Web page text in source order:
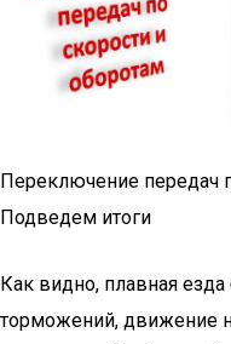
Переключение передач
Подведем итоги
Как видно, плавная
торможений, движение